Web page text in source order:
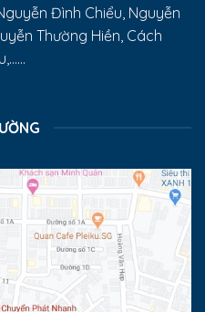
Đình Chiểu, Nguyễn
Thường Hiền, Cách